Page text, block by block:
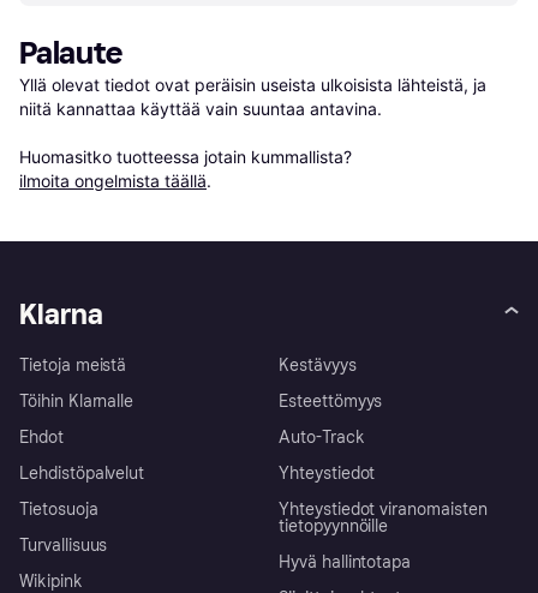
Palaute
Yllä olevat tiedot ovat peräisin useista ulkoisista lähteistä, ja
niitä kannattaa käyttää vain suuntaa antavina.
Huomasitko tuotteessa jotain kummallista?
ilmoita ongelmista täällä.
Klarna
Tietoja meistä
Töihin Klarnalle
Ehdot
Lehdistöpalvelut
Tietosuoja
Turvallisuus
Wikipink
Kestävyys
Esteettömyys
Auto-Track
Yhteystiedot
Yhteystiedot viranomaisten
tietopyynnöille
Hyvä hallintotapa